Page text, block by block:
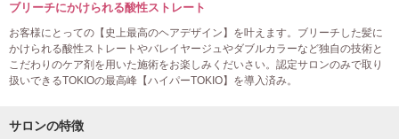
ブリーチにかけられる酸性ストレート
お客様にとっての【史上最高のヘアデザイン】を叶えます。ブリーチした髪に
かけられる酸性ストレートやバレイヤージュやダブルカラーなど独自の技術と
こだわりのケア剤を用いた施術をお楽しみくだいさい。認定サロンのみで取り
扱いできるTOKIOの最高峰【ハイパーTOKIO】を導入済み。
サロンの特徴